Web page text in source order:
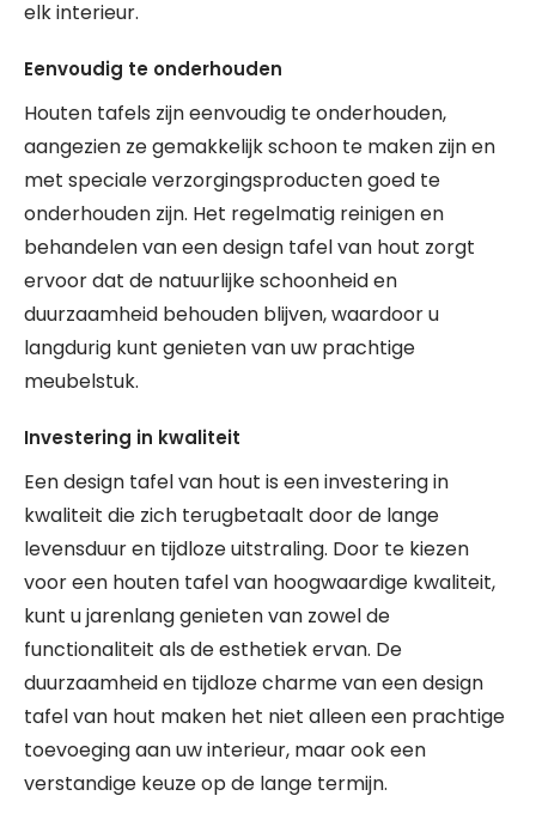
elk interieur.
Eenvoudig te onderhouden
Houten tafels zijn eenvoudig te onderhouden,
aangezien ze gemakkelijk schoon te maken zijn en
met speciale verzorgingsproducten goed te
onderhouden zijn. Het regelmatig reinigen en
behandelen van een design tafel van hout zorgt
ervoor dat de natuurlijke schoonheid en
duurzaamheid behouden blijven, waardoor u
langdurig kunt genieten van uw prachtige
meubelstuk.
Investering in kwaliteit
Een design tafel van hout is een investering in
kwaliteit die zich terugbetaalt door de lange
levensduur en tijdloze uitstraling. Door te kiezen
voor een houten tafel van hoogwaardige kwaliteit,
kunt u jarenlang genieten van zowel de
functionaliteit als de esthetiek ervan. De
duurzaamheid en tijdloze charme van een design
tafel van hout maken het niet alleen een prachtige
toevoeging aan uw interieur, maar ook een
verstandige keuze op de lange termijn.